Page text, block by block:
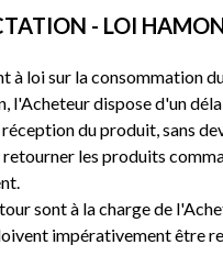
- LOI
à loi sur la consommation
l'Acheteur dispose d'un
du produit, sans
les produits
sont à la charge de
impérativement être